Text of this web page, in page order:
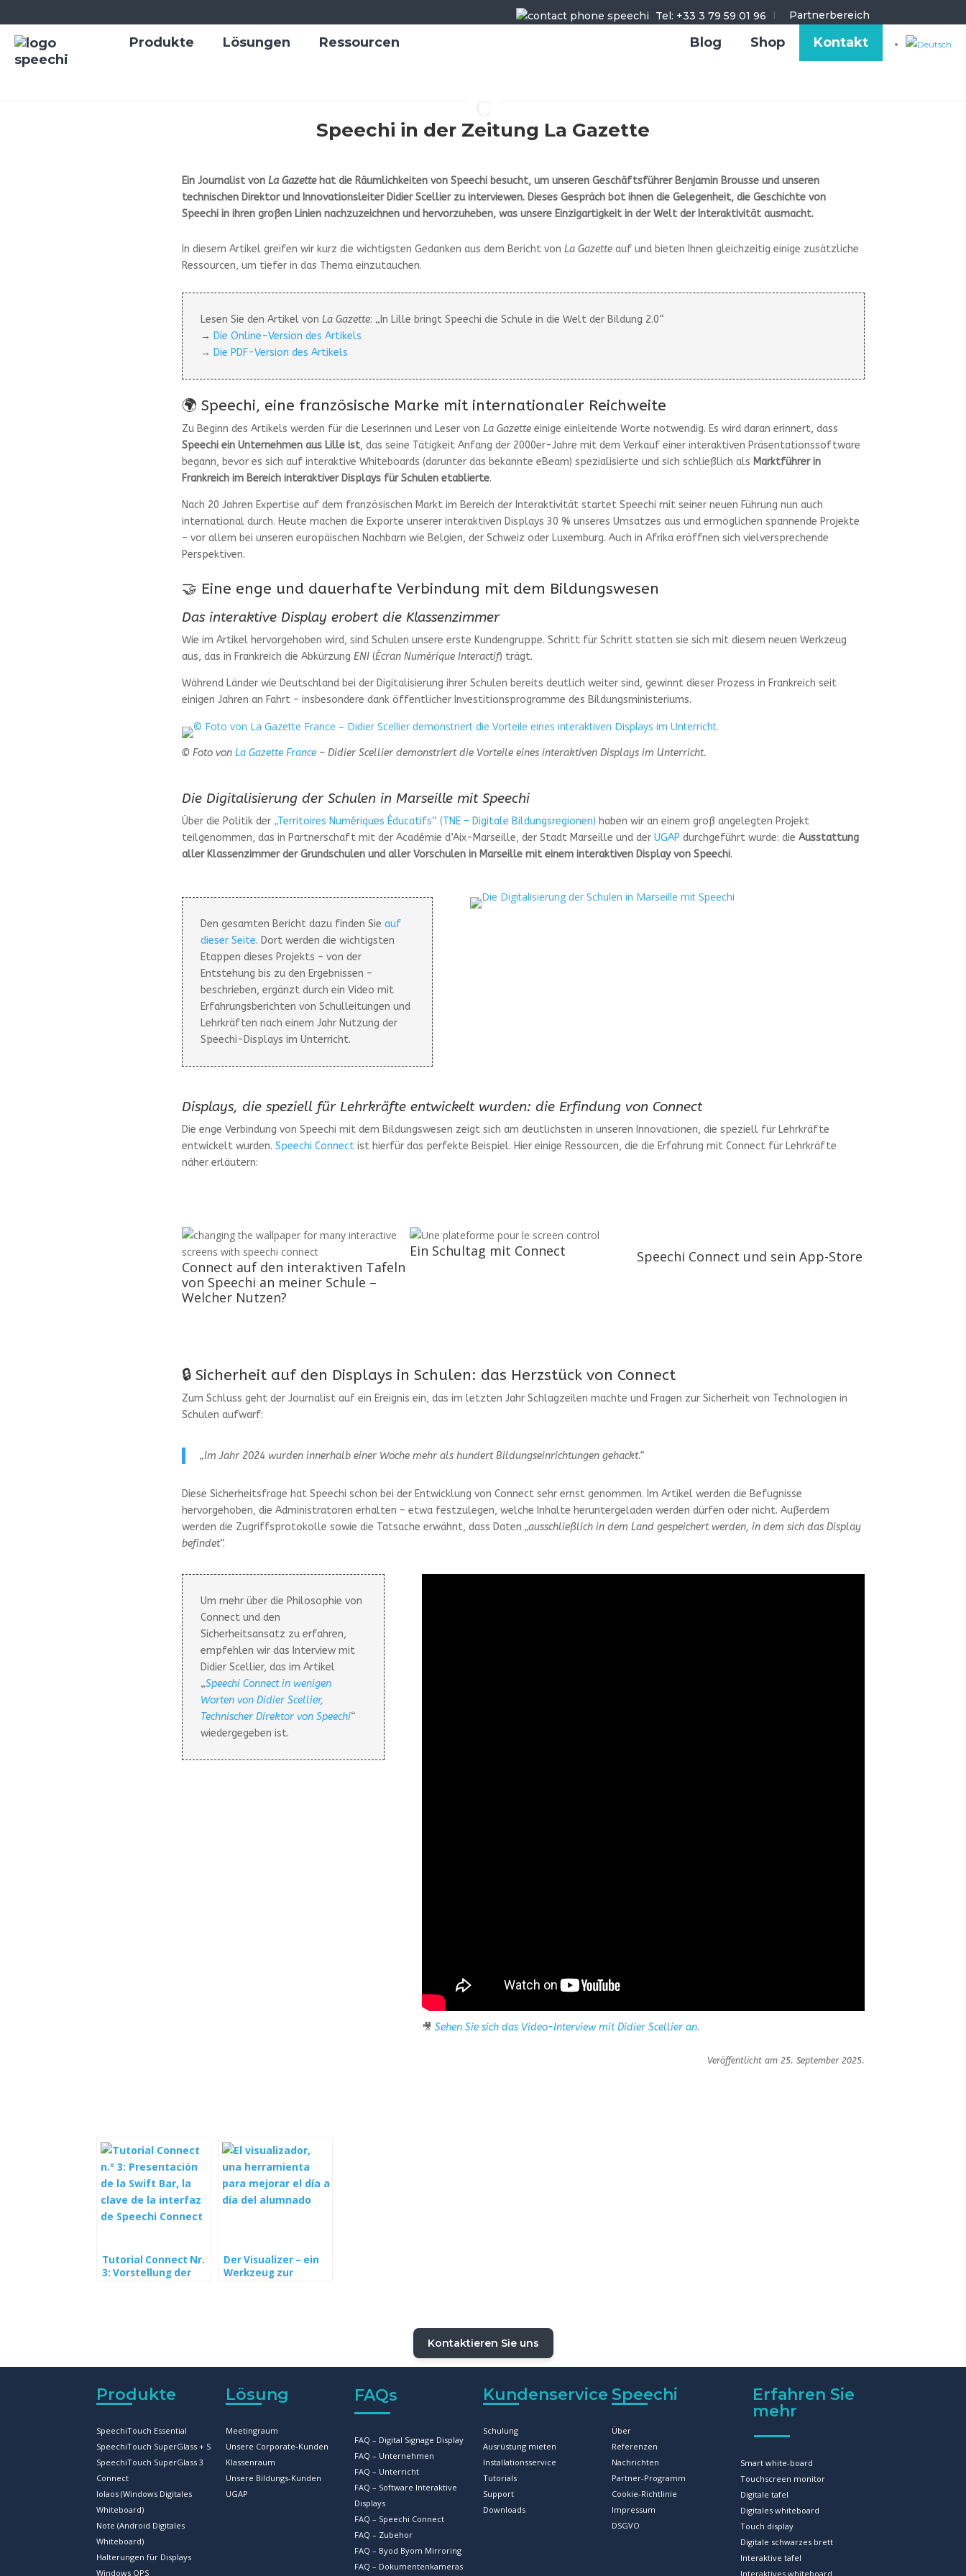
Tel: +33 3 79 59 01 96 I Partnerbereich
Produkte Lösungen Ressourcen Kontakt
Shop
Blog
Speechi in der Zeitung La Gazette
Ein Journalist vonLa Gazettehat die Räumlichkeiten von Speechi besucht, um unseren Geschäftsführer Benjamin Brousse und unseren
technischen Direktor und Innovationsleiter Didier Scellier zu interviewen. Dieses Gespräch bot ihnen die Gelegenheit, die Geschichte von
Speechi in ihren großen Linien nachzuzeichnen und hervorzuheben, was unsere Einzigartigkeit in der Welt der Interaktivität ausmacht.
In diesem Artikel greifen wir kurz die wichtigsten Gedanken aus dem Bericht vonLa Gazette auf und bieten Ihnen gleichzeitig einige zusätzliche
Ressourcen, um tiefer in das Thema einzutauchen.
Lesen Sie den Artikel vonLa Gazette: „In Lille bringt Speechi die Schule in die Welt der Bildung 2.0“
→ Die Online-Version des Artikels
→ Die PDF-Version des Artikels
🌍 Speechi, eine französische Marke mit internationaler Reichweite
Zu Beginn des Artikels werden für die Leserinnen und Leser vonLa Gazette einige einleitende Worte notwendig. Es wird daran erinnert, dass
Speechi ein Unternehmen aus Lille ist, das seine Tätigkeit Anfang der 2000er-Jahre mit dem Verkauf einer interaktiven Präsentationssoftware
begann, bevor es sich auf interaktive Whiteboards (darunter das bekannte eBeam) spezialisierte und sich schließlich alsMarktführer in
Frankreich im Bereich interaktiver Displays für Schulen etablierte.
Nach 20 Jahren Expertise auf dem französischen Markt im Bereich der Interaktivität startet Speechi mit seiner neuen Führung nun auch
international durch. Heute machen die Exporte unserer interaktiven Displays 30 % unseres Umsatzes aus und ermöglichen spannende Projekte
– vor allem bei unseren europäischen Nachbarn wie Belgien, der Schweiz oder Luxemburg. Auch in Afrika eröffnen sich vielversprechende
Perspektiven.
🤝 Eine enge und dauerhafte Verbindung mit dem Bildungswesen
Das interaktive Display erobert die Klassenzimmer
Wie im Artikel hervorgehoben wird, sind Schulen unsere erste Kundengruppe. Schritt für Schritt statten sie sich mit diesem neuen Werkzeug
aus, das in Frankreich die AbkürzungENI (Écran Numérique Interactif) trägt.
Während Länder wie Deutschland bei der Digitalisierung ihrer Schulen bereits deutlich weiter sind, gewinnt dieser Prozess in Frankreich seit
einigen Jahren an Fahrt – insbesondere dank öffentlicher Investitionsprogramme des Bildungsministeriums.
© Foto vonLa Gazette France – Didier Scellier demonstriert die Vorteile eines interaktiven Displays im Unterricht.
Die Digitalisierung der Schulen in Marseille mit Speechi
Über die Politik der „Territoires Numériques Éducatifs“ (TNE – Digitale Bildungsregionen) haben wir an einem groß angelegten Projekt
teilgenommen, das in Partnerschaft mit der Académie d’Aix-Marseille, der Stadt Marseille und derUGAP durchgeführt wurde: dieAusstattung
aller Klassenzimmer der Grundschulen und aller Vorschulen in Marseille mit einem interaktiven Display von Speechi.
Den gesamten Bericht dazu finden Sieauf
dieser Seite. Dort werden die wichtigsten
Etappen dieses Projekts – von der
Entstehung bis zu den Ergebnissen –
beschrieben, ergänzt durch ein Video mit
Erfahrungsberichten von Schulleitungen und
Lehrkräften nach einem Jahr Nutzung der
Speechi-Displays im Unterricht.
Displays, die speziell für Lehrkräfte entwickelt wurden: die Erfindung von Connect
Die enge Verbindung von Speechi mit dem Bildungswesen zeigt sich am deutlichsten in unseren Innovationen, die speziell für Lehrkräfte
entwickelt wurden.Speechi Connect ist hierfür das perfekte Beispiel. Hier einige Ressourcen, die die Erfahrung mit Connect für Lehrkräfte
näher erläutern:
Connect auf den interaktiven Tafeln
von Speechi an meiner Schule –
Welcher Nutzen?
Ein Schultag mit Connect Speechi Connect und sein App-Store
🔒 Sicherheit auf den Displays in Schulen: das Herzstück von Connect
Zum Schluss geht der Journalist auf ein Ereignis ein, das im letzten Jahr Schlagzeilen machte und Fragen zur Sicherheit von Technologien in
Schulen aufwarf:
„Im Jahr 2024 wurden innerhalb einer Woche mehr als hundert Bildungseinrichtungen gehackt.“
Diese Sicherheitsfrage hat Speechi schon bei der Entwicklung von Connect sehr ernst genommen. Im Artikel werden die Befugnisse
hervorgehoben, die Administratoren erhalten – etwa festzulegen, welche Inhalte heruntergeladen werden dürfen oder nicht. Außerdem
werden die Zugriffsprotokolle sowie die Tatsache erwähnt, dass Daten„ausschließlich in dem Land gespeichert werden, in dem sich das Display
befindet“.
Um mehr über die Philosophie von
Connect und den
Sicherheitsansatz zu erfahren,
empfehlen wir das Interview mit
Didier Scellier, das im Artikel
„Speechi Connect in wenigen
Worten von Didier Scellier,
Technischer Direktor von Speechi“
wiedergegeben ist.
🎥Sehen Sie sich das Video-Interview mit Didier Scellier an.
Veröffentlicht am 25. September 2025.
Tutorial Connect Nr.
3: Vorstellung der
Der Visualizer – ein
Werkzeug zur
Kontaktieren Sie uns
Produkte
SpeechiTouch Essential
SpeechiTouch SuperGlass + S
SpeechiTouch SuperGlass 3
Connect
Iolaos (Windows Digitales
Whiteboard)
Note (Android Digitales
Whiteboard)
Halterungen für Displays
Windows OPS
Lösung
Meetingraum
Unsere Corporate-Kunden
Klassenraum
Unsere Bildungs-Kunden
UGAP
FAQs
FAQ – Digital Signage Display
FAQ – Unternehmen
FAQ – Unterricht
FAQ – Software Interaktive
Displays
FAQ – Speechi Connect
FAQ – Zubehor
FAQ – Byod Byom Mirroring
FAQ – Dokumentenkameras
Kundenservice
Schulung
Ausrüstung mieten
Installationsservice
Tutorials
Support
Downloads
Speechi
Über
Referenzen
Nachrichten
Partner-Programm
Cookie-Richtlinie
Impressum
DSGVO
Erfahren Sie
mehr
Smart white-board
Touchscreen monitor
Digitale tafel
Digitales whiteboard
Touch display
Digitale schwarzes brett
Interaktive tafel
Interaktives whiteboard